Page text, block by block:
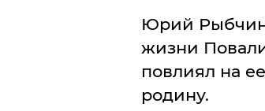
Военное обозрение
Наука и Техника
Юрий
жизни
повлиял на
родину.